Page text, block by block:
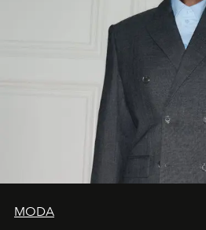
MODA